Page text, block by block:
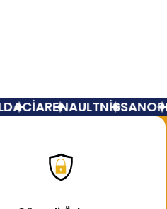
RENAULTNİSSANOPEL